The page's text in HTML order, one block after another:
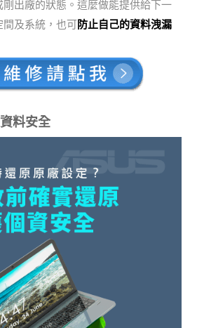
出廠的狀態。這麼做能提供給下一
間及系統，也可防止自己的資料洩漏
料安全